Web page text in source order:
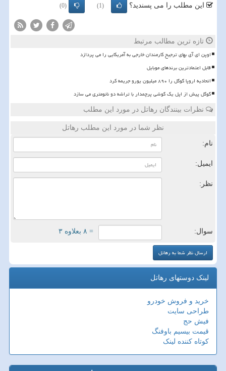
این مطلب را می پسندید؟ (1)
(0)
تازه ترین مطالب مرتبط
اوپن ای آی بهای ترجیح کارمندان خارجی به آمریکایی را می پردازد
قابل اعتمادترین برندهای موبایل
اتحادیه اروپا گوگل را ۸۹۰ میلیون یورو جریمه کرد
گوگل پیش از اپل یک گوشی پرچمدار با تراشه دو نانومتری می سازد
نظرات بینندگان رهاتل در مورد این مطلب
نظر شما در مورد این مطلب رهاتل
نام:
ایمیل:
نظر:
سوال: = ۸ بعلاوه ۳
لینک دوستهای رهاتل
خرید و فروش خودرو
طراحی سایت
فیش حج
قیمت بیسیم باوفنگ
کوتاه کننده لینک